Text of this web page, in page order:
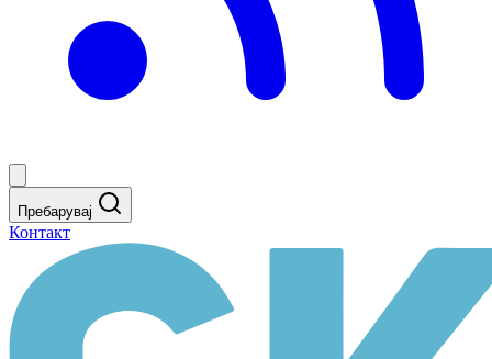
Пребарувај
Контакт